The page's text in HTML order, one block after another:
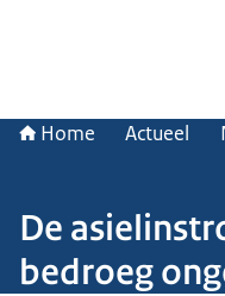
Home Actueel
De
bedroeg